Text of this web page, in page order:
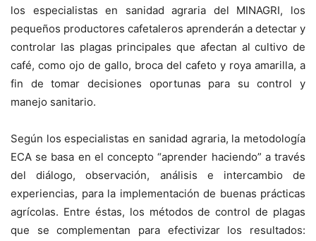
los especialistas en sanidad agraria del MINAGRI, los
pequeños productores cafetaleros aprenderán a detectar y
controlar las plagas principales que afectan al cultivo de
café, como ojo de gallo, broca del cafeto y roya amarilla, a
fin de tomar decisiones oportunas para su control y
manejo sanitario.
Según los especialistas en sanidad agraria, la metodología
ECA se basa en el concepto “aprender haciendo” a través
del diálogo, observación, análisis e intercambio de
experiencias, para la implementación de buenas prácticas
agrícolas. Entre éstas, los métodos de control de plagas
que se complementan para efectivizar los resultados: